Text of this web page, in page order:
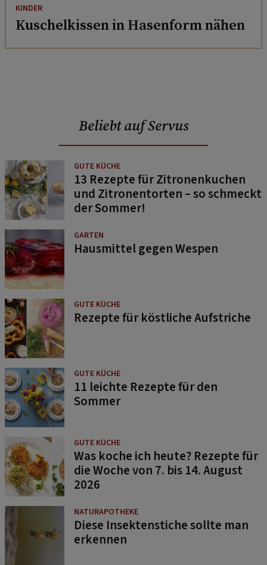
KINDER
Kuschelkissen in Hasenform nähen
Beliebt auf Servus
GUTE KÜCHE
13 Rezepte für Zitronenkuchen
und Zitronentorten – so schmeckt
der Sommer!
GARTEN
Hausmittel gegen Wespen
GUTE KÜCHE
Rezepte für köstliche Aufstriche
GUTE KÜCHE
11 leichte Rezepte für den
Sommer
GUTE KÜCHE
Was koche ich heute? Rezepte für
die Woche von 7. bis 14. August
2026
NATURAPOTHEKE
Diese Insektenstiche sollte man
erkennen